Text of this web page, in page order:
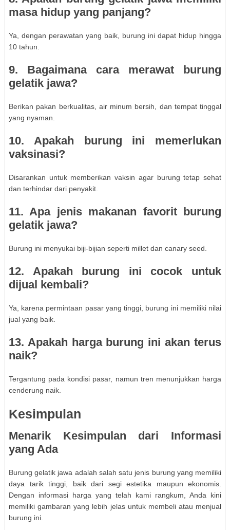
masa hidup yang panjang?
Ya, dengan perawatan yang baik, burung ini dapat hidup hingga
10 tahun.
9. Bagaimana cara merawat burung
gelatik jawa?
Berikan pakan berkualitas, air minum bersih, dan tempat tinggal
yang nyaman.
10. Apakah burung ini memerlukan
vaksinasi?
Disarankan untuk memberikan vaksin agar burung tetap sehat
dan terhindar dari penyakit.
11. Apa jenis makanan favorit burung
gelatik jawa?
Burung ini menyukai biji-bijian seperti millet dan canary seed.
12. Apakah burung ini cocok untuk
dijual kembali?
Ya, karena permintaan pasar yang tinggi, burung ini memiliki nilai
jual yang baik.
13. Apakah harga burung ini akan terus
naik?
Tergantung pada kondisi pasar, namun tren menunjukkan harga
cenderung naik.
Kesimpulan
Menarik Kesimpulan dari Informasi
yang Ada
Burung gelatik jawa adalah salah satu jenis burung yang memiliki
daya tarik tinggi, baik dari segi estetika maupun ekonomis.
Dengan informasi harga yang telah kami rangkum, Anda kini
memiliki gambaran yang lebih jelas untuk membeli atau menjual
burung ini.